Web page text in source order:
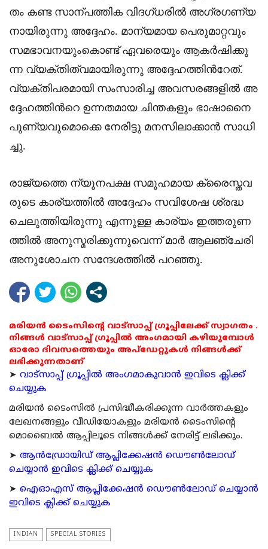
തം ക​​​ണ്ട സാ​​​ന്പ​​​ത്തി​​​ക വി​​​ദ​​​ഗ്ധ​​​രി​​​ൽ അ​​​ഗ്ര​​​ഗ​​​ണ്യ​​​
നാ​​​യി​​​രു​​​ന്നു അ​​​ദ്ദേ​​​ഹം. മാ​​​ന്യ​​​മാ​​​യ പെ​​​രു​​​മാ​​​റ്റ​​​വും
സ​​​മ​​​ഭാ​​​വ​​​ന​​​യും​​​കൊ​​​ണ്ട് ഏ​​​വ​​​രെ​​​യും ആ​​​ക​​​ർ​​​ഷി​​​ക്കു​​​
ന്ന വ്യ​​​ക്തി​​​ത്വ​​​മാ​​​യി​​​രു​​​ന്നു അ​​​ദ്ദേ​​​ഹ​​​ത്തി​​​ന്‍റേ​​​ത്.
വ്യ​​​ക്തി​​​പ​​​ര​​​മാ​​​യി സം​​​സാ​​​രി​​​ച്ച അ​​​വ​​​സ​​​ര‌​​​ങ്ങളിൽ അ​​​
ദ്ദേ​​​ഹ​​​ത്തി​​​ന്‍റെ ഉ​​​ന്ന​​​ത​​​മാ​​​യ ചി​​​ന്ത​​​ക​​​ളും ഭാ​​​ഷാ​​​നൈ​​​
പു​​​ണ്യ​​​വു​​​മൊ​​​ക്കെ നേ​​​രി​​​ട്ടു മ​​​ന​​​സി​​​ലാ​​​ക്കാ​​​ൻ സാ​​​ധി​​​
ച്ചു.
രാ​​​ജ്യ​​​ത്തെ ന്യൂ​​​ന​​​പ​​​ക്ഷ സ​​​മൂ​​​ഹ​​​മാ​​​യ ക്രൈ​​​സ്ത​​​വ​​​
രു​​​ടെ കാ​​​ര്യ​​​ത്തി​​​ൽ അ​​​ദ്ദേ​​​ഹം സ​​​വി​​​ശേ​​​ഷ ശ്ര​​​ദ്ധ​​​
ചെ​​​ലു​​​ത്തി​​​യി​​​രു​​​ന്നു എ​​​ന്നു​​​ള്ള കാ​​​ര്യം ഇ​​​ത്ത​​​രു​​​ണ​​​
ത്തി​​​ൽ അ​​​നു​​​സ്മ​​​രി​​​ക്കു​​​ന്നു​​വെ​​​ന്ന് മാ​​​ർ ആ​​​ല​​​ഞ്ചേ​​​രി
അ​​​നു​​​ശോ​​​ച​​​ന സ​​​ന്ദേ​​​ശ​​​ത്തി​​​ൽ പ​​​റ​​​ഞ്ഞു.
മരിയൻ ടൈംസിന്റെ വാട്സാപ്പ് ഗ്രൂപ്പിലേക്ക് സ്വാഗതം .
നിങ്ങൾ വാട്സാപ്പ് ഗ്രൂപ്പിൽ അംഗമായി കഴിയുമ്പോൾ
ഓരോ ദിവസത്തെയും അപ്ഡേറ്റുകൾ നിങ്ങൾക്ക്
ലഭിക്കുന്നതാണ്
➤ വാട്സാപ്പ് ഗ്രൂപ്പിൽ അംഗമാകുവാൻ ഇവിടെ ക്ലിക്ക്
ചെയ്യുക
മരിയന്‍ ടൈംസില്‍ പ്രസിദ്ധീകരിക്കുന്ന വാര്‍ത്തകളും
ലേഖനങ്ങളും വീഡിയോകളും മരിയന്‍ ടൈംസിന്റെ
മൊബൈല്‍ ആപ്പിലൂടെ നിങ്ങള്‍ക്ക് നേരിട്ട് ലഭിക്കും.
➤ ആന്‍ഡ്രോയിഡ് ആപ്ലിക്കേഷന്‍ ഡൌണ്‍ലോഡ്
ചെയ്യാന്‍ ഇവിടെ ക്ലിക്ക് ചെയ്യുക
➤ ഐഓഎസ് ആപ്ലിക്കേഷന്‍ ഡൌണ്‍ലോഡ് ചെയ്യാന്‍
ഇവിടെ ക്ലിക്ക് ചെയ്യുക
INDIAN SPECIAL STORIES